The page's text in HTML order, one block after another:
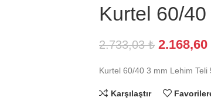
Kurtel 60/
2.733,03₺ 2.168,60
Kurtel 60/40 3 mm Lehim Teli
Karşılaştır